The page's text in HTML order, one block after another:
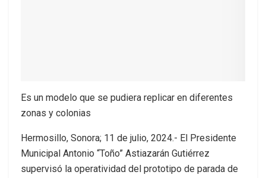
Es un modelo que se pudiera replicar en diferentes
zonas y colonias
Hermosillo, Sonora; 11 de julio, 2024.- El Presidente
Municipal Antonio “Toño” Astiazarán Gutiérrez
supervisó la operatividad del prototipo de parada de